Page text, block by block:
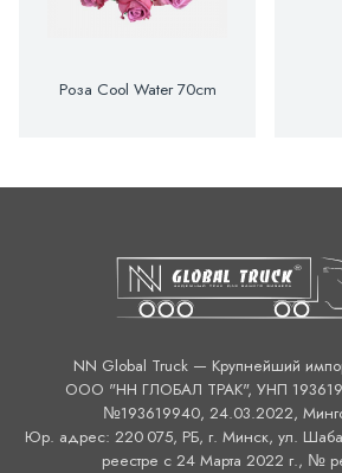
Роза Cool Water 70cm
NN Global Truck — Крупнейший
ООО "НН ГЛОБАЛ ТРАК", УНП
№193619940, 24.03.2022,
Юр. адрес: 220 075, РБ, г. Минск, ул.
реестре с 24 Марта 2022 г., №